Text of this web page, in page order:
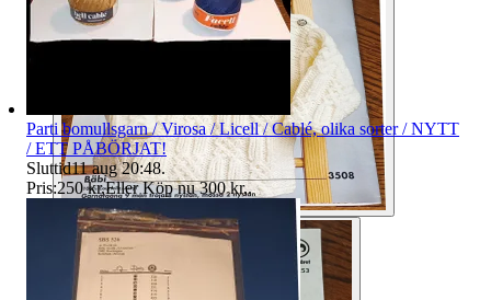
Parti bomullsgarn / Virosa / Licell / Cablé, olika sorter / NYTT
/ ETT PÅBÖRJAT!
Sluttid11 aug 20:48.
Pris:250 kr,Eller Köp nu 300 kr,.